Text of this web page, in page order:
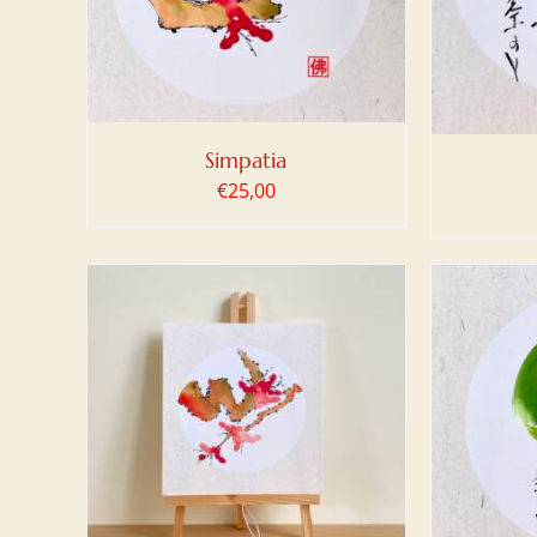
Simpatia
€25,00
AGGIUNGI AL CARRELLO
DETTAGLI